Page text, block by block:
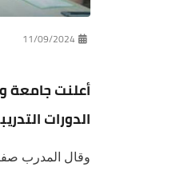
11/09/2024
أعلنت جامعة
الدورات
وقال المدرب